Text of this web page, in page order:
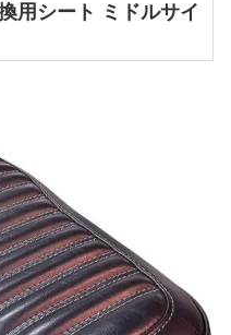
用シート ミドルサイ